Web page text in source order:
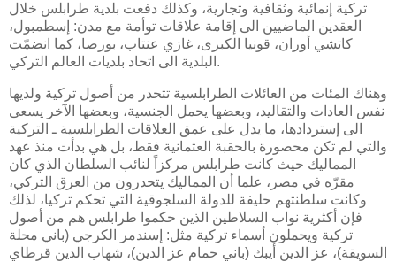
تركية إنمائية وثقافية وتجارية، وكذلك دفعت بلدية طرابلس خلال
العقدين الماضيين الى إقامة علاقات توأمة مع مدن: إسطمبول،
كاتشي أوران، قونيا الكبرى، غازي عنتاب، بورصا، كما انضمّت
البلدية الى اتحاد بلديات العالم التركي.
وهناك المئات من العائلات الطرابلسية تتحدر من أصول تركية ولديها
نفس العادات والتقاليد، وبعضها يحمل الجنسية، وبعضها الآخر يسعى
الى إستردادها، ما يدل على عمق العلاقات الطرابلسية ـ التركية
والتي لم تكن محصورة بالحقبة العثمانية فقط، بل هي بدأت منذ عهد
المماليك حيث كانت طرابلس مركزاً لنائب السلطان الذي كان
مقرّه في مصر، علما أن المماليك يتحدرون من العرق التركي،
وكانت سلطنتهم حليفة للدولة السلجوقية التي تحكم تركيا، لذلك
فإن أكثرية نواب السلاطين الذين حكموا طرابلس هم من أصول
تركية ويحملون أسماء تركية مثل: إسندمر الكرجي (باني محلة
السويقة)، عز الدين أيبك (باني حمام عز الدين)، شهاب الدين قرطاي